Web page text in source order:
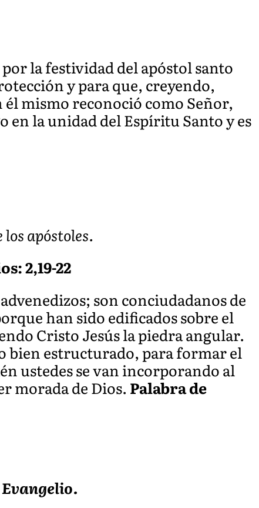
la festividad del apóstol santo
y para que, creyendo,
mismo reconoció como Señor,
la unidad del Espíritu Santo y es
apóstoles.
2,19-22
son conciudadanos de
han sido edificados sobre el
Cristo Jesús la piedra angular.
bien estructurado, para formar el
ustedes se van incorporando al
morada de Dios. Palabra de